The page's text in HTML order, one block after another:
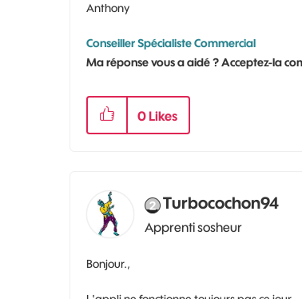
Anthony
Conseiller Spécialiste Commercial
Ma réponse vous a aidé ? Acceptez-la
0 Likes
Turbocochon94
Apprenti sosheur
Bonjour.,